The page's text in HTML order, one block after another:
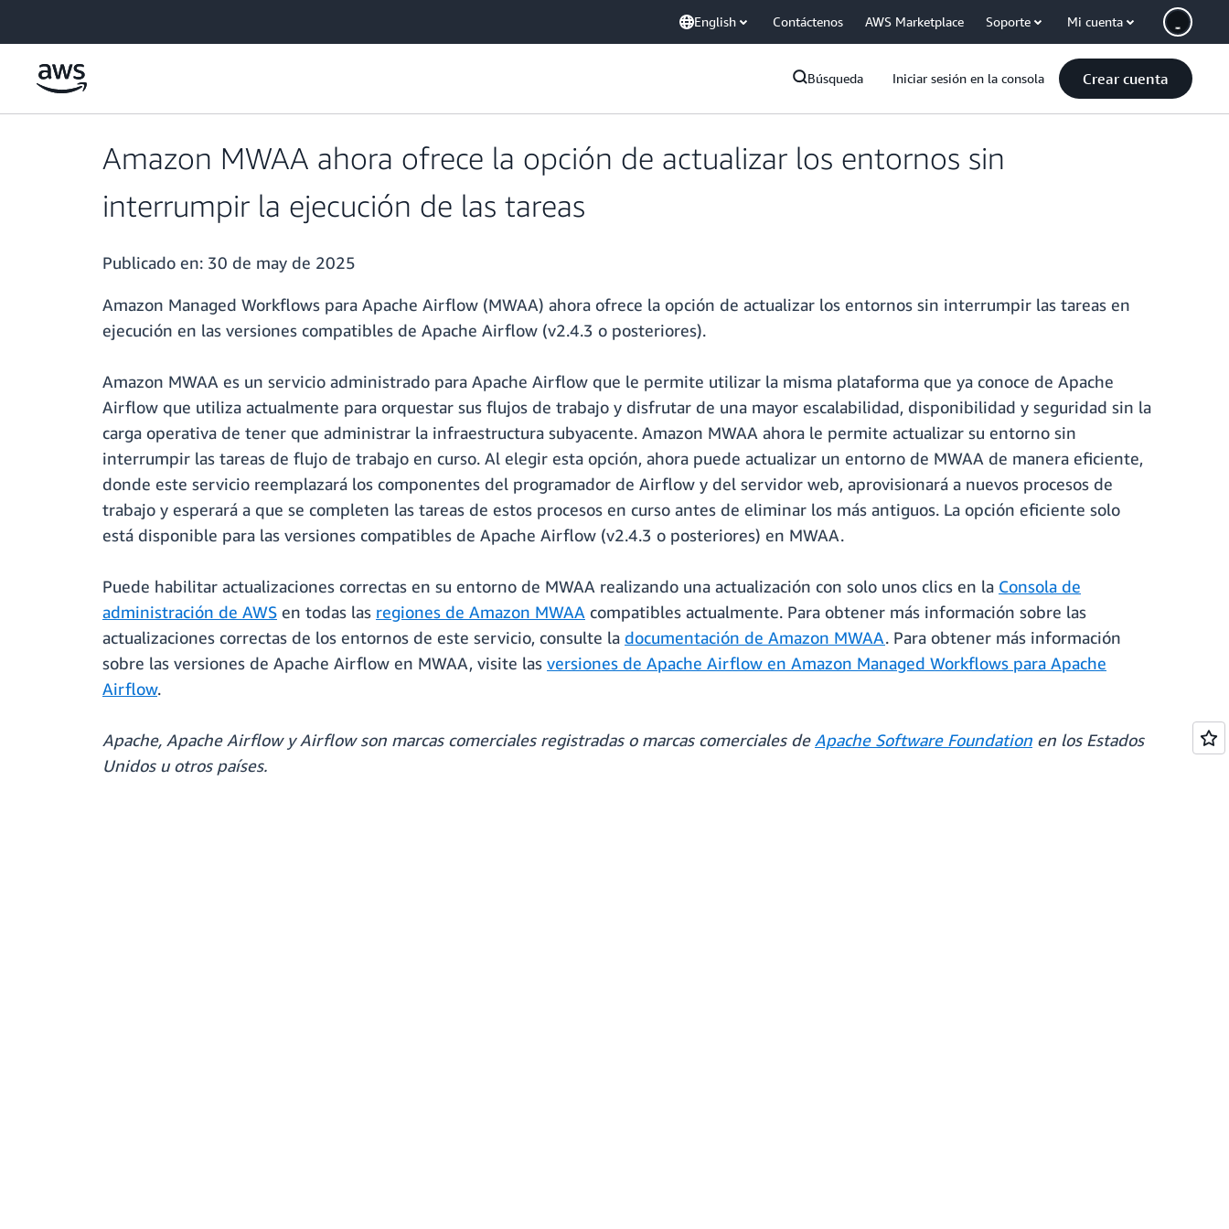
English Contáctenos AWS Marketplace Soporte Mi cuenta
Búsqueda Iniciar sesión en la consola Crear cuenta
Amazon MWAA ahora ofrece la opción de actualizar los entornos sin
interrumpir la ejecución de las tareas
Publicado en: 30 de may de 2025
Amazon Managed Workflows para Apache Airflow (MWAA) ahora ofrece la opción de actualizar los entornos sin interrumpir las tareas en
ejecución en las versiones compatibles de Apache Airflow (v2.4.3 o posteriores).
Amazon MWAA es un servicio administrado para Apache Airflow que le permite utilizar la misma plataforma que ya conoce de Apache
Airflow que utiliza actualmente para orquestar sus flujos de trabajo y disfrutar de una mayor escalabilidad, disponibilidad y seguridad sin la
carga operativa de tener que administrar la infraestructura subyacente. Amazon MWAA ahora le permite actualizar su entorno sin
interrumpir las tareas de flujo de trabajo en curso. Al elegir esta opción, ahora puede actualizar un entorno de MWAA de manera eficiente,
donde este servicio reemplazará los componentes del programador de Airflow y del servidor web, aprovisionará a nuevos procesos de
trabajo y esperará a que se completen las tareas de estos procesos en curso antes de eliminar los más antiguos. La opción eficiente solo
está disponible para las versiones compatibles de Apache Airflow (v2.4.3 o posteriores) en MWAA.
Puede habilitar actualizaciones correctas en su entorno de MWAA realizando una actualización con solo unos clics en la Consola de
administración de AWS en todas las regiones de Amazon MWAA compatibles actualmente. Para obtener más información sobre las
actualizaciones correctas de los entornos de este servicio, consulte la documentación de Amazon MWAA. Para obtener más información
sobre las versiones de Apache Airflow en MWAA, visite las versiones de Apache Airflow en Amazon Managed Workflows para Apache
Airflow.
Apache, Apache Airflow y Airflow son marcas comerciales registradas o marcas comerciales de Apache Software Foundation en los Estados
Unidos u otros países.